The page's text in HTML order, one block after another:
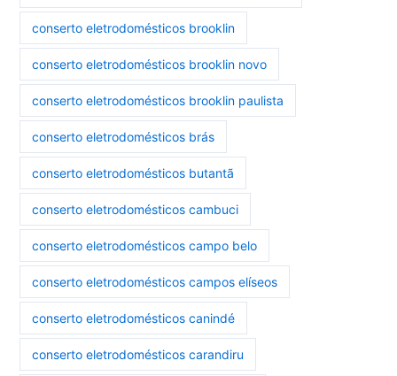
conserto eletrodomésticos brooklin
conserto eletrodomésticos brooklin novo
conserto eletrodomésticos brooklin paulista
conserto eletrodomésticos brás
conserto eletrodomésticos butantã
conserto eletrodomésticos cambuci
conserto eletrodomésticos campo belo
conserto eletrodomésticos campos elíseos
conserto eletrodomésticos canindé
conserto eletrodomésticos carandiru